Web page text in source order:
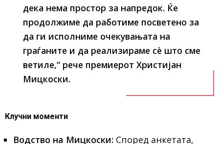
дека нема простор за напредок. Ќе
продолжиме да работиме посветено за
да ги исполниме очекувањата на
граѓаните и да реализираме сè што сме
ветиле,“ рече премиерот Христијан
Мицкоски.
Клучни моменти
Водство на Мицкоски: Според анкетата,